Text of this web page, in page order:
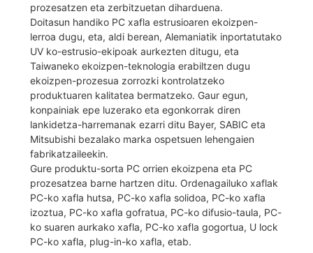
prozesatzen eta zerbitzuetan diharduena.
Doitasun handiko PC xafla estrusioaren ekoizpen-
lerroa dugu, eta, aldi berean, Alemaniatik inportatutako
UV ko-estrusio-ekipoak aurkezten ditugu, eta
Taiwaneko ekoizpen-teknologia erabiltzen dugu
ekoizpen-prozesua zorrozki kontrolatzeko
produktuaren kalitatea bermatzeko. Gaur egun,
konpainiak epe luzerako eta egonkorrak diren
lankidetza-harremanak ezarri ditu Bayer, SABIC eta
Mitsubishi bezalako marka ospetsuen lehengaien
fabrikatzaileekin.
Gure produktu-sorta PC orrien ekoizpena eta PC
prozesatzea barne hartzen ditu. Ordenagailuko xaflak
PC-ko xafla hutsa, PC-ko xafla solidoa, PC-ko xafla
izoztua, PC-ko xafla gofratua, PC-ko difusio-taula, PC-
ko suaren aurkako xafla, PC-ko xafla gogortua, U lock
PC-ko xafla, plug-in-ko xafla, etab.